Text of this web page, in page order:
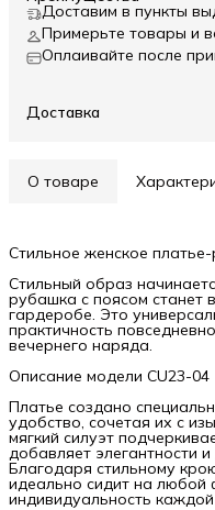
Доставим в пункты
Примерьте товары и
Оплаивайте после
Доставка
О товаре
Стильное женское
Стильный образ
рубашка с поясом станет
гардеробе. Это
практичность
вечернего наряда.
Описание модели CU23-04
Платье создано
удобство, сочетая их с
мягкий силуэт
добавляет элегантности
Благодаря стильному
идеально сидит на любой
индивидуальность